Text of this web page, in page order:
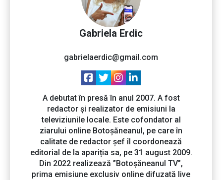
Gabriela Erdic
gabrielaerdic@gmail.com
A debutat în presă în anul 2007. A fost
redactor și realizator de emisiuni la
televiziunile locale. Este cofondator al
ziarului online Botoșăneanul, pe care în
calitate de redactor șef îl coordonează
editorial de la apariția sa, pe 31 august 2009.
Din 2022 realizează ”Botoșăneanul TV”,
prima emisiune exclusiv online difuzată live